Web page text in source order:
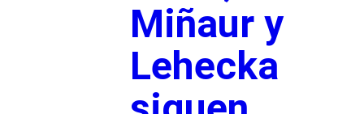
Miñaur y
Lehecka